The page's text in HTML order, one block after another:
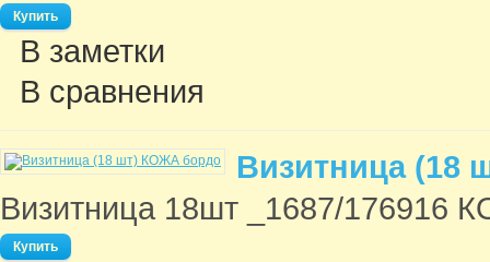
В заметки
В сравнения
Визитница (18
Визитница 18шт _1687/176916